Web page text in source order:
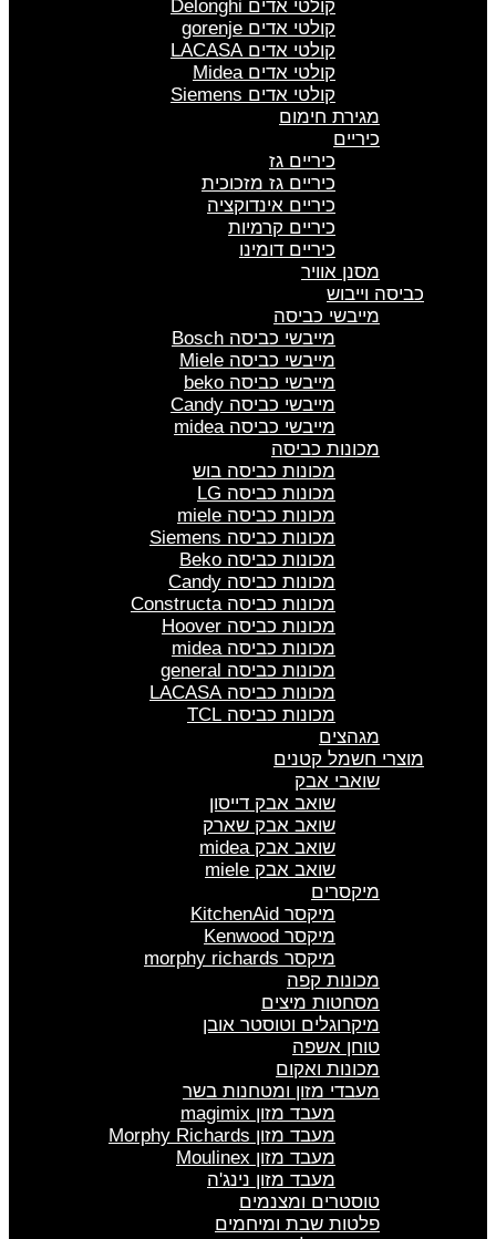
קולטי אדים Delonghi
קולטי אדים gorenje
קולטי אדים LACASA
קולטי אדים Midea
קולטי אדים Siemens
מגירת חימום
כיריים
כיריים גז
כיריים גז מזכוכית
כיריים אינדוקציה
כיריים קרמיות
כיריים דומינו
מסנן אוויר
כביסה וייבוש
מייבשי כביסה
מייבשי כביסה Bosch
מייבשי כביסה Miele
מייבשי כביסה beko
מייבשי כביסה Candy
מייבשי כביסה midea
מכונות כביסה
מכונות כביסה בוש
מכונות כביסה LG
מכונות כביסה miele
מכונות כביסה Siemens
מכונות כביסה Beko
מכונות כביסה Candy
מכונות כביסה Constructa
מכונות כביסה Hoover
מכונות כביסה midea
מכונות כביסה general
מכונות כביסה LACASA
מכונות כביסה TCL
מגהצים
מוצרי חשמל קטנים
שואבי אבק
שואב אבק דייסון
שואב אבק שארק
שואב אבק midea
שואב אבק miele
מיקסרים
מיקסר KitchenAid
מיקסר Kenwood
מיקסר morphy richards
מכונות קפה
מסחטות מיצים
מיקרוגלים וטוסטר אובן
טוחן אשפה
מכונות ואקום
מעבדי מזון ומטחנות בשר
מעבד מזון magimix
מעבד מזון Morphy Richards
מעבד מזון Moulinex
מעבד מזון נינג'ה
טוסטרים ומצנמים
פלטות שבת ומיחמים